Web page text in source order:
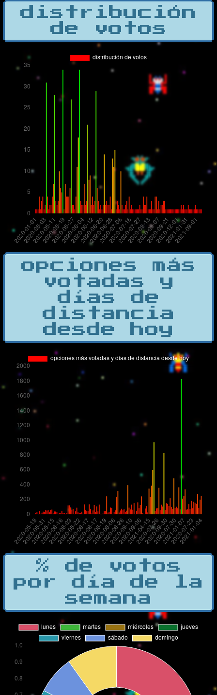
distribución
de votos
opciones más
votadas y
días de
distancia
desde hoy
% de votos
por día de la
semana